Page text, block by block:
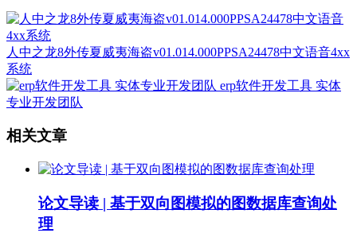
人中之龙8外传夏威夷海盗v01.014.000PPSA24478中文语音4xx
系统
erp软件开发工具 实体
专业开发团队
相关文章
论文导读 | 基于双向图模拟的图数据库查询处
理